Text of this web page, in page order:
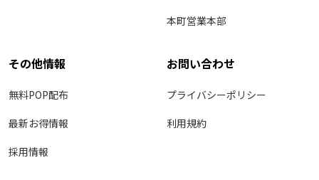
本町営業本部
その他情報
無料POP配布
最新お得情報
採用情報
お問い合わせ
プライバシーポリシー
利用規約